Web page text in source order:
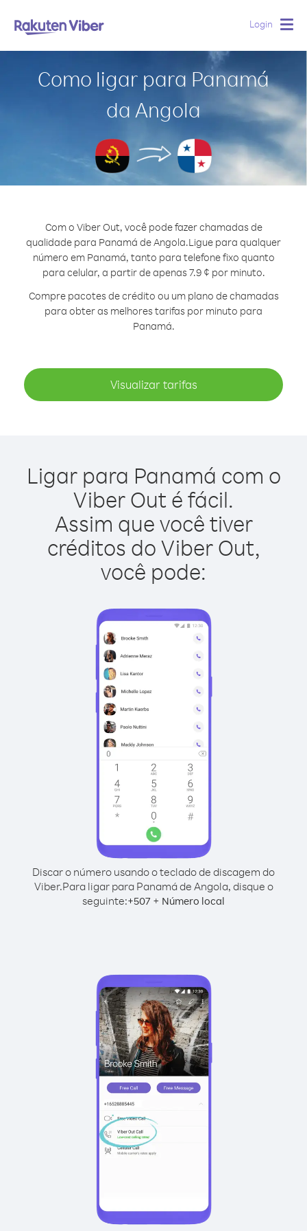
Login
Como ligar para Panamá
da Angola
Com o Viber Out, você pode fazer chamadas de
qualidade para Panamá de Angola.Ligue para qualquer
número em Panamá, tanto para telefone fixo quanto
para celular, a partir de apenas 7.9 ¢ por minuto.
Compre pacotes de crédito ou um plano de chamadas
para obter as melhores tarifas por minuto para
Panamá.
Visualizar tarifas
Ligar para Panamá com o
Viber Out é fácil.
Assim que você tiver
créditos do Viber Out,
você pode:
Discar o número usando o teclado de discagem do
Viber.Para ligar para Panamá de Angola, disque o
seguinte:+507 + Número local